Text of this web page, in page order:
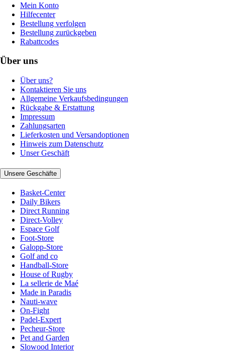
Mein Konto
Hilfecenter
Bestellung verfolgen
Bestellung zurückgeben
Rabattcodes
Über uns
Über uns?
Kontaktieren Sie uns
Allgemeine Verkaufsbedingungen
Rückgabe & Erstattung
Impressum
Zahlungsarten
Lieferkosten und Versandoptionen
Hinweis zum Datenschutz
Unser Geschäft
Unsere Geschäfte
Basket-Center
Daily Bikers
Direct Running
Direct-Volley
Espace Golf
Foot-Store
Galopp-Store
Golf and co
Handball-Store
House of Rugby
La sellerie de Maé
Made in Paradis
Nauti-wave
On-Fight
Padel-Expert
Pecheur-Store
Pet and Garden
Slowood Interior